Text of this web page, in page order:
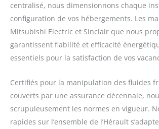
centralisé, nous dimensionnons chaque
configuration de vos hébergements. Les
Mitsubishi Electric et Sinclair que nous
garantissent fiabilité et efficacité
essentiels pour la satisfaction de vos
Certifiés pour la manipulation des fluides
couverts par une assurance décennale,
scrupuleusement les normes en vigueur.
rapides sur l’ensemble de l’Hérault